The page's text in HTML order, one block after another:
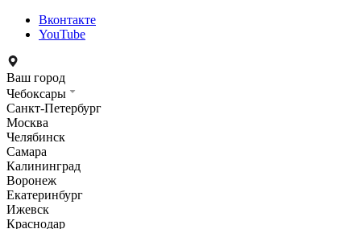
Вконтакте
YouTube
Ваш город
Чебоксары
Санкт-Петербург
Москва
Челябинск
Самара
Калининград
Воронеж
Екатеринбург
Ижевск
Краснодар